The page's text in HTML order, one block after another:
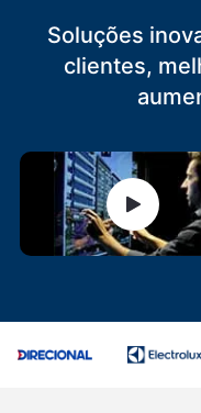
Soluções
clientes,